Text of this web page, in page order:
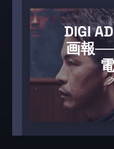
DIGI
画報